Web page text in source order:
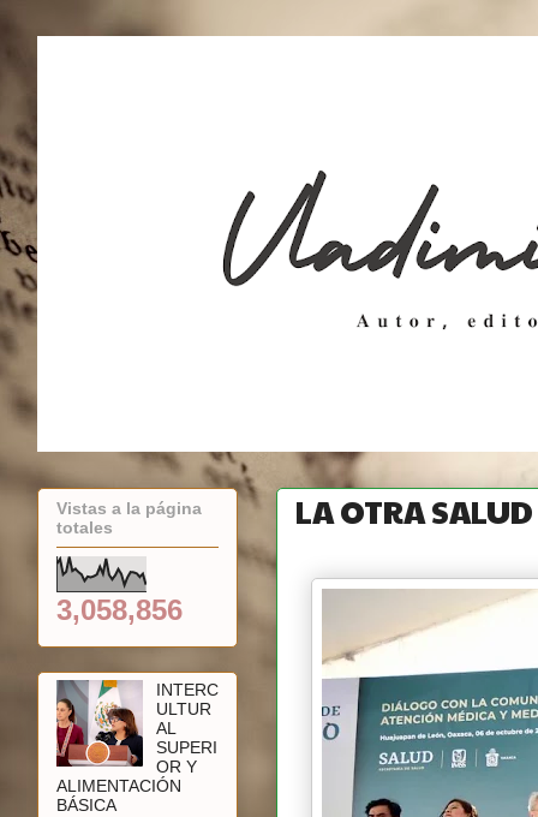
LA OTRA
Vistas a la página
totales
3,058,856
INTERC
ULTUR
AL
SUPERI
OR Y
ALIMENTACIÓN
BÁSICA